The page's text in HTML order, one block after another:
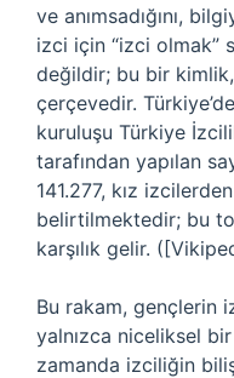
ve anımsadığını,
izci için “izci olmak”
değildir; bu bir
çerçevedir.
kuruluşu Türkiye
tarafından yapılan
141.277, kız
belirtilmektedir; bu
karşılık gelir.
Bu rakam, gençlerin
yalnızca niceliksel
zamanda izciliğin